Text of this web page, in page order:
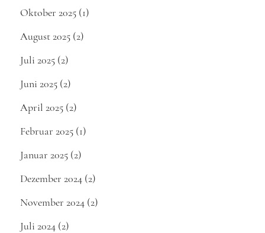
Oktober 2025 (1)
August 2025 (2)
Juli 2025 (2)
Juni 2025 (2)
April 2025 (2)
Februar 2025 (1)
Januar 2025 (2)
Dezember 2024 (2)
November 2024 (2)
Juli 2024 (2)